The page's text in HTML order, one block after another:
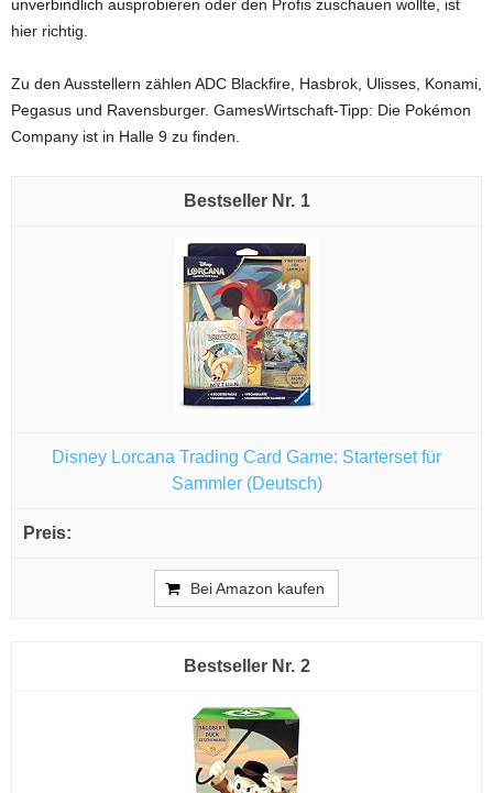
unverbindlich ausprobieren oder den Profis zuschauen wollte, ist
hier richtig.
Zu den Ausstellern zählen ADC Blackfire, Hasbrok, Ulisses, Konami,
Pegasus und Ravensburger. GamesWirtschaft-Tipp: Die Pokémon
Company ist in Halle 9 zu finden.
1
Disney Lorcana Trading Card Game: Starterset für
Sammler (Deutsch)
Bei Amazon kaufen
2